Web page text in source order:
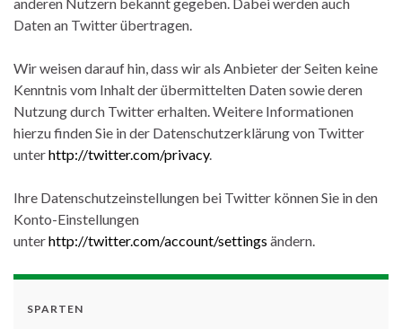
Daten an Twitter übertragen.
Wir weisen darauf hin, dass wir als Anbieter der Seiten keine
Kenntnis vom Inhalt der übermittelten Daten sowie deren
Nutzung durch Twitter erhalten. Weitere Informationen
hierzu finden Sie in der Datenschutzerklärung von Twitter
unterhttp://twitter.com/privacy.
Ihre Datenschutzeinstellungen bei Twitter können Sie in den
Konto-Einstellungen
unterhttp://twitter.com/account/settings ändern.
SPARTEN